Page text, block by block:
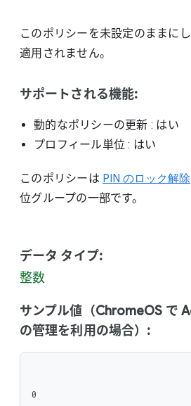
このポリシーを未設定のままに
適用されません。
サポートされる機能:
動的なポリシーの更新 : はい
プロフィール単位 : はい
このポリシーは PIN のロック解除
位グループの一部です。
データ タイプ:
整数
サンプル値（ChromeOS で
の管理を利用の場合）:
0